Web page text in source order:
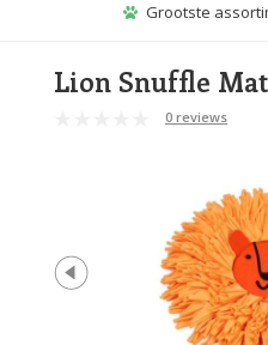
Grootste
Lion Snuffle Mat
0 reviews